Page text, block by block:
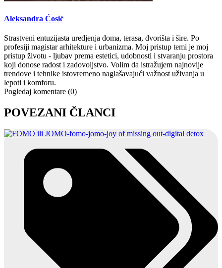
Aleksandra Ćosić
Strastveni entuzijasta uredjenja doma, terasa, dvorišta i šire. Po
profesiji magistar arhitekture i urbanizma. Moj pristup temi je moj
pristup životu - ljubav prema estetici, udobnosti i stvaranju prostora
koji donose radost i zadovoljstvo. Volim da istražujem najnovije
trendove i tehnike istovremeno naglašavajući važnost uživanja u
lepoti i komforu.
Pogledaj komentare (0)
POVEZANI ČLANCI